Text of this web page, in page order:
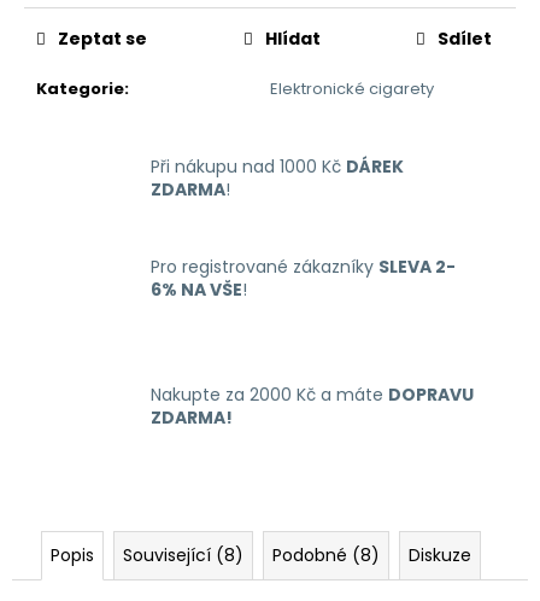
Kategorie: Elektronické cigarety
Zeptat se Hlídat Sdílet
Při nákupu nad 1000 Kč DÁREK
ZDARMA!
Pro registrované zákazníky SLEVA 2-
6% NA VŠE!
Nakupte za 2000 Kč a máte DOPRAVU
ZDARMA!
Popis Související (8) Podobné (8) Diskuze
MAX
10ML-
12MG